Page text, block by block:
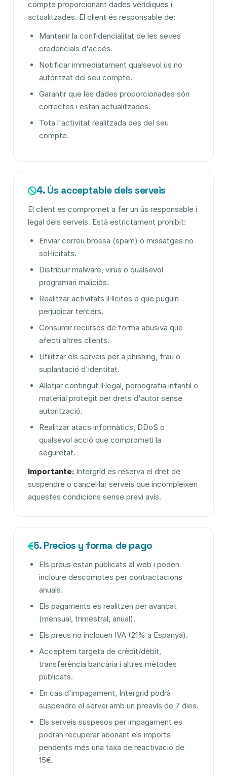
compte proporcionant dades verídiques i
actualitzades. El client és responsable de:
Mantenir la confidencialitat de les seves
credencials d'accés.
Notificar immediatament qualsevol ús no
autoritzat del seu compte.
Garantir que les dades proporcionades són
correctes i estan actualitzades.
Tota l'activitat realitzada des del seu
compte.
4. Ús acceptable dels serveis
El client es compromet a fer un ús responsable i
legal dels serveis. Està estrictament prohibit:
Enviar correu brossa (spam) o missatges no
sol·licitats.
Distribuir malware, virus o qualsevol
programari maliciós.
Realitzar activitats il·lícites o que puguin
perjudicar tercers.
Consumir recursos de forma abusiva que
afecti altres clients.
Utilitzar els serveis per a phishing, frau o
suplantació d'identitat.
Allotjar contingut il·legal, pornografia infantil o
material protegit per drets d'autor sense
autorització.
Realitzar atacs informàtics, DDoS o
qualsevol acció que comprometi la
seguretat.
Importante: Intergrid es reserva el dret de
suspendre o cancel·lar serveis que incompleixen
aquestes condicions sense previ avís.
5. Precios y forma de pago
Els preus estan publicats al web i poden
incloure descomptes per contractacions
anuals.
Els pagaments es realitzen per avançat
(mensual, trimestral, anual).
Els preus no inclouen IVA (21% a Espanya).
Acceptem targeta de crèdit/dèbit,
transferència bancària i altres mètodes
publicats.
En cas d'impagament, Intergrid podrà
suspendre el servei amb un preavís de 7 dies.
Els serveis suspesos per impagament es
podran recuperar abonant els imports
pendents més una taxa de reactivació de
15€.